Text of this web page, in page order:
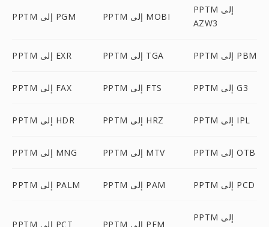
PPTM إلى PGM PPTM إلى MOBI
PPTM إلى
AZW3
PPTM إلى EXR PPTM إلى TGA PPTM إلى PBM
PPTM إلى FAX PPTM إلى FTS PPTM إلى G3
PPTM إلى HDR PPTM إلى HRZ PPTM إلى IPL
PPTM إلى MNG PPTM إلى MTV PPTM إلى OTB
PPTM إلى PALM PPTM إلى PAM PPTM إلى PCD
PPTM إلى PCT PPTM إلى PFM
PPTM إلى